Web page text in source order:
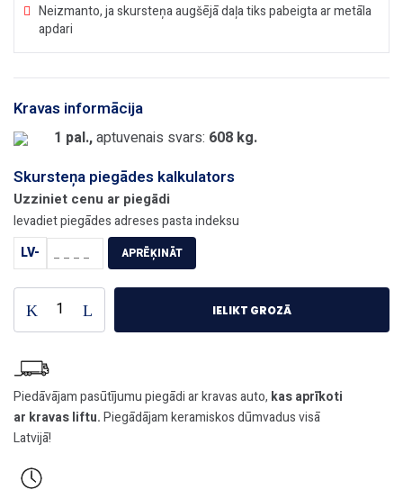
Neizmanto, ja skursteņa augšējā daļa tiks pabeigta ar metāla
apdari
Kravas informācija
1 pal.,aptuvenais svars: 608 kg.
Skursteņa piegādes kalkulators
Uzziniet cenu ar piegādi
Ievadiet piegādes adreses pasta indeksu
LV-
APRĒĶINĀT
IELIKT GROZĀ
Piedāvājam pasūtījumu piegādi ar kravas auto, kas aprīkoti
ar kravas liftu.Piegādājam keramiskos dūmvadus visā
Latvijā!